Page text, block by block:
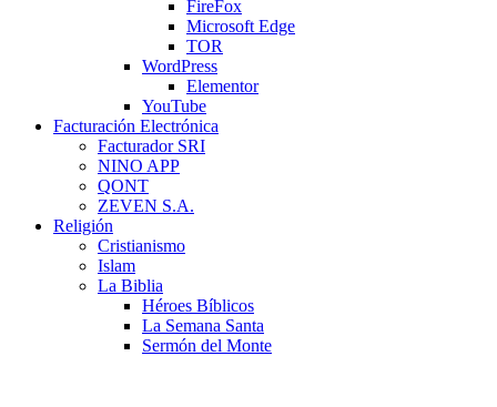
FireFox
Microsoft Edge
TOR
WordPress
Elementor
YouTube
Facturación Electrónica
Facturador SRI
NINO APP
QONT
ZEVEN S.A.
Religión
Cristianismo
Islam
La Biblia
Héroes Bíblicos
La Semana Santa
Sermón del Monte